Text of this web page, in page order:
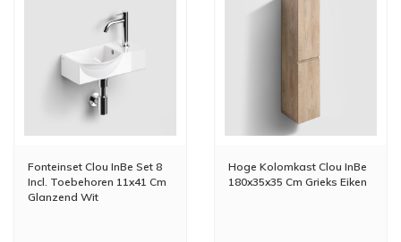
Fonteinset Clou InBe Set 8
Incl. Toebehoren 11x41 Cm
Glanzend Wit
Hoge Kolomkast Clou InBe
180x35x35 Cm Grieks Eiken